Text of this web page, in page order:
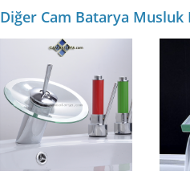
Diğer Cam Batarya